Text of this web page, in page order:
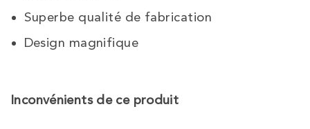
Superbe qualité de fabrication
Design magnifique
Inconvénients de ce produit